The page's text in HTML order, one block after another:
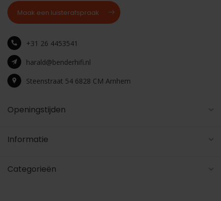
Maak een luisterafspraak
+31 26 4453541
harald@benderhifi.nl
Steenstraat 54 6828 CM Arnhem
Openingstijden
Informatie
Categorieën